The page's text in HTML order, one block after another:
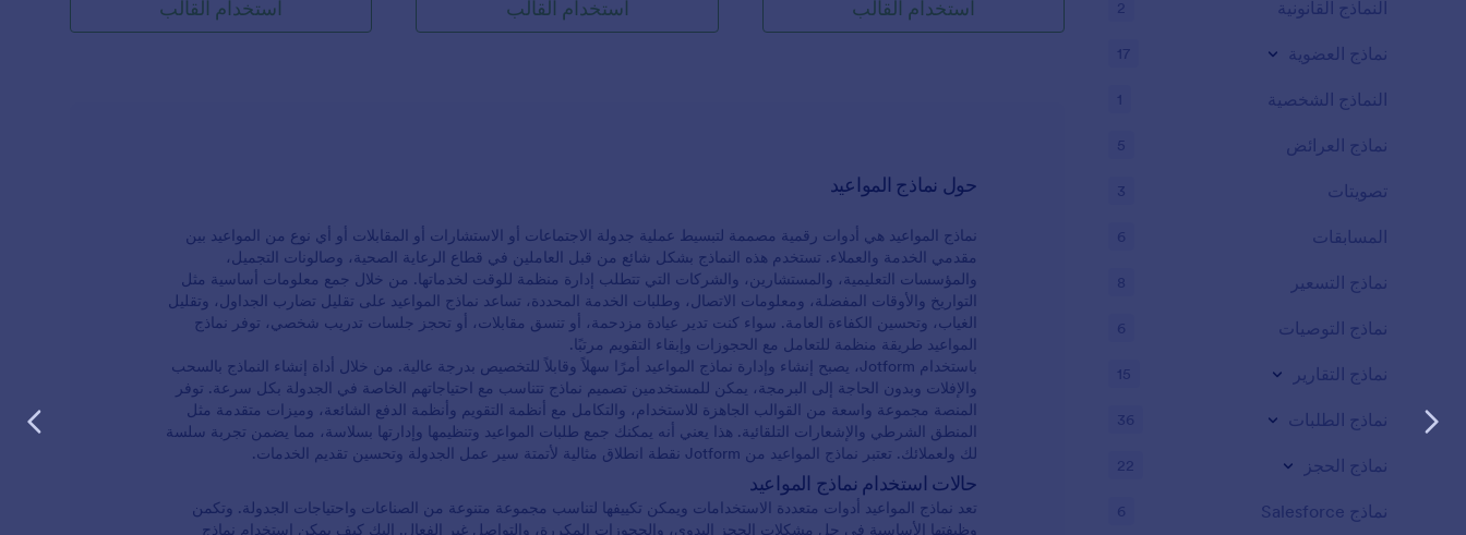
استخدام القالب استخدام القالب استخدام القالب
حول نماذج المواعيد
نماذج المواعيد هي أدوات رقمية مصممة لتبسيط عملية جدولة الاجتماعات أو الاستشارات أو المقابلات أو أي نوع من المواعيد بين
مقدمي الخدمة والعملاء. تستخدم هذه النماذج بشكل شائع من قبل العاملين في قطاع الرعاية الصحية، وصالونات التجميل،
والمؤسسات التعليمية، والمستشارين، والشركات التي تتطلب إدارة منظمة للوقت لخدماتها. من خلال جمع معلومات أساسية مثل
التواريخ والأوقات المفضلة، ومعلومات الاتصال، وطلبات الخدمة المحددة، تساعد نماذج المواعيد على تقليل تضارب الجداول، وتقليل
الغياب، وتحسين الكفاءة العامة. سواء كنت تدير عيادة مزدحمة، أو تنسق مقابلات، أو تحجز جلسات تدريب شخصي، توفر نماذج
المواعيد طريقة منظمة للتعامل مع الحجوزات وإبقاء التقويم مرتبًا.
باستخدام Jotform، يصبح إنشاء وإدارة نماذج المواعيد أمرًا سهلاً وقابلاً للتخصيص بدرجة عالية. من خلال أداة إنشاء النماذج بالسحب
والإفلات وبدون الحاجة إلى البرمجة، يمكن للمستخدمين تصميم نماذج تتناسب مع احتياجاتهم الخاصة في الجدولة بكل سرعة. توفر
المنصة مجموعة واسعة من القوالب الجاهزة للاستخدام، والتكامل مع أنظمة التقويم وأنظمة الدفع الشائعة، وميزات متقدمة مثل
المنطق الشرطي والإشعارات التلقائية. هذا يعني أنه يمكنك جمع طلبات المواعيد وتنظيمها وإدارتها بسلاسة، مما يضمن تجربة سلسة
لك ولعملائك. تعتبر نماذج المواعيد من Jotform نقطة انطلاق مثالية لأتمتة سير عمل الجدولة وتحسين تقديم الخدمات.
حالات استخدام نماذج المواعيد
تعد نماذج المواعيد أدوات متعددة الاستخدامات ويمكن تكييفها لتناسب مجموعة متنوعة من الصناعات واحتياجات الجدولة. وتكمن
وظيفتها الأساسية في حل مشكلات الحجز اليدوي، والحجوزات المكررة، والتواصل غير الفعال. إليك كيف يمكن استخدام نماذج
النماذج القانونية 2
نماذج العضوية 17
النماذج الشخصية 1
نماذج العرائض 5
تصويتات 3
المسابقات 6
نماذج التسعير 8
نماذج التوصيات 6
نماذج التقارير 15
نماذج الطلبات 36
نماذج الحجز 22
نماذج Salesforce 6